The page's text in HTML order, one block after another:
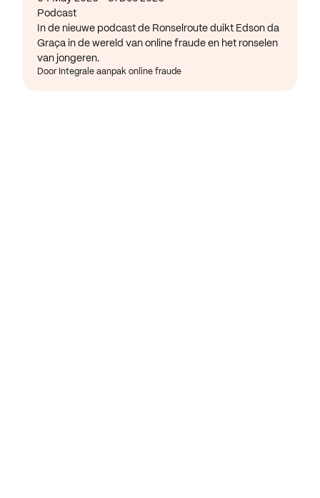
Podcast
In de nieuwe podcast de Ronselroute duikt Edson da
Graça in de wereld van online fraude en het ronselen
van jongeren.
Door Integrale aanpak online fraude